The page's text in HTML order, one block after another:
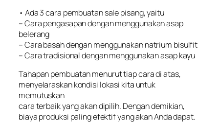
• Ada 3 cara pembuatan sale pisang, yaitu
– Cara pengasapan dengan menggunakan asap
belerang
– Cara basah dengan menggunakan natrium bisulfit
– Cara tradisional dengan menggunakan asap kayu
Tahapan pembuatan menurut tiap cara di atas,
menyelaraskan kondisi lokasi kita untuk
memutuskan
cara terbaik yang akan dipilih. Dengan demikian,
biaya produksi paling efektif yang akan Anda dapat.